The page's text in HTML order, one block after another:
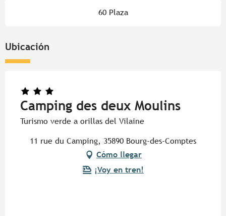
60 Plaza
Ubicación
Camping des deux Moulins
Turismo verde a orillas del Vilaine
11 rue du Camping, 35890 Bourg-des-Comptes
Cómo llegar
¡Voy en tren!